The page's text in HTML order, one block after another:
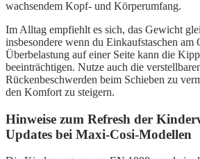
wachsendem Kopf- und Körperumfang.
Im Alltag empfiehlt es sich, das Gewicht
insbesondere wenn du Einkaufstaschen
Überbelastung auf einer Seite kann die
beeinträchtigen. Nutze auch die
Rückenbeschwerden beim Schieben zu
den Komfort zu steigern.
Hinweise zum Refresh der
Updates bei Maxi-Cosi-Modellen